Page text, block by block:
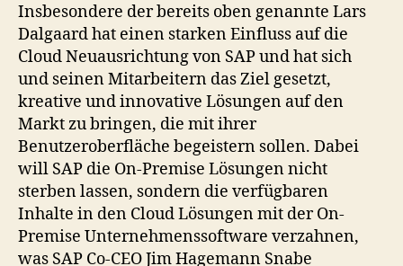
Insbesondere der bereits oben genannte Lars
Dalgaard hat einen starken Einfluss auf die
Cloud Neuausrichtung von SAP und hat sich
und seinen Mitarbeitern das Ziel gesetzt,
kreative und innovative Lösungen auf den
Markt zu bringen, die mit ihrer
Benutzeroberfläche begeistern sollen. Dabei
will SAP die On-Premise Lösungen nicht
sterben lassen, sondern die verfügbaren
Inhalte in den Cloud Lösungen mit der On-
Premise Unternehmenssoftware verzahnen,
was SAP Co-CEO Jim Hagemann Snabe